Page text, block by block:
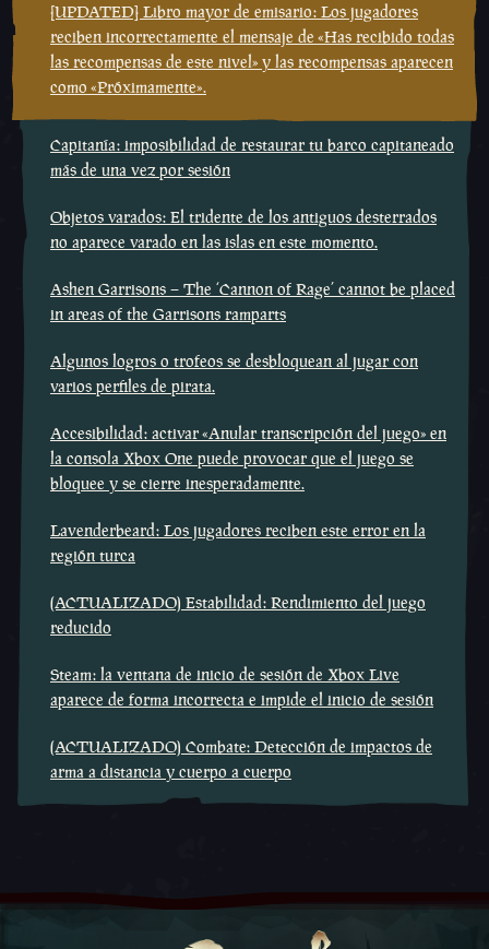
[UPDATED] Libro mayor de emisario: Los jugadores
reciben incorrectamente el mensaje de «Has recibido todas
las recompensas de este nivel» y las recompensas aparecen
como «Próximamente».
Capitanía: imposibilidad de restaurar tu barco capitaneado
más de una vez por sesión
Objetos varados: El tridente de los antiguos desterrados
no aparece varado en las islas en este momento.
Ashen Garrisons – The ‘Cannon of Rage’ cannot be placed
in areas of the Garrisons ramparts
Algunos logros o trofeos se desbloquean al jugar con
varios perfiles de pirata.
Accesibilidad: activar «Anular transcripción del juego» en
la consola Xbox One puede provocar que el juego se
bloquee y se cierre inesperadamente.
Lavenderbeard: Los jugadores reciben este error en la
región turca
(ACTUALIZADO) Estabilidad: Rendimiento del juego
reducido
Steam: la ventana de inicio de sesión de Xbox Live
aparece de forma incorrecta e impide el inicio de sesión
(ACTUALIZADO) Combate: Detección de impactos de
arma a distancia y cuerpo a cuerpo